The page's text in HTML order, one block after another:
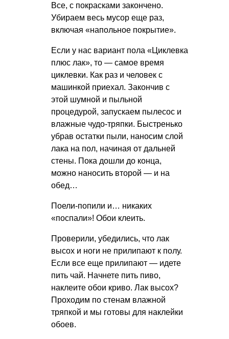
Все, с покрасками закончено.
Убираем весь мусор еще раз,
включая «напольное покрытие».
Если у нас вариант пола «Циклевка
плюс лак», то — самое время
циклевки. Как раз и человек с
машинкой приехал. Закончив с
этой шумной и пыльной
процедурой, запускаем пылесос и
влажные чудо-тряпки. Быстренько
убрав остатки пыли, наносим слой
лака на пол, начиная от дальней
стены. Пока дошли до конца,
можно наносить второй — и на
обед…
Поели-попили и… никаких
«поспали»! Обои клеить.
Проверили, убедились, что лак
высох и ноги не прилипают к полу.
Если все еще прилипают — идете
пить чай. Начнете пить пиво,
наклеите обои криво. Лак высох?
Проходим по стенам влажной
тряпкой и мы готовы для наклейки
обоев.